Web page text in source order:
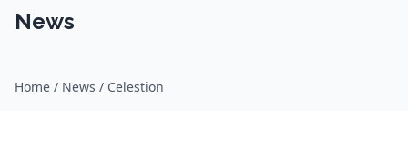
News
Home / News / Celestion